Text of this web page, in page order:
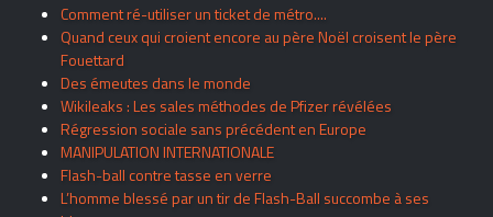
Comment ré-utiliser un ticket de métro....
Quand ceux qui croient encore au père Noël croisent le père
Fouettard
Des émeutes dans le monde
Wikileaks : Les sales méthodes de Pfizer révélées
Régression sociale sans précédent en Europe
MANIPULATION INTERNATIONALE
Flash-ball contre tasse en verre
L’homme blessé par un tir de Flash-Ball succombe à ses